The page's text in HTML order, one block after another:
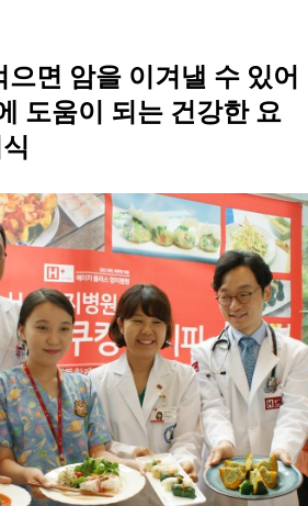
면 암을 이겨낼 수 있어
도움이 되는 건강한 요